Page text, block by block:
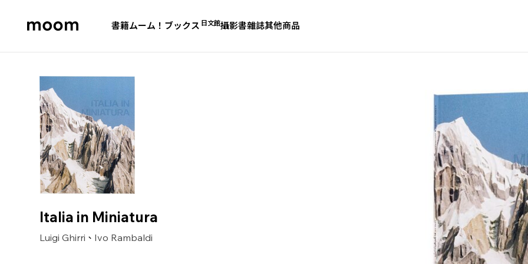
書籍ムーム！ブックス 日文館攝影書雜誌其他商品
Italia in Miniatura
Luigi Ghirri 、 Ivo Rambaldi